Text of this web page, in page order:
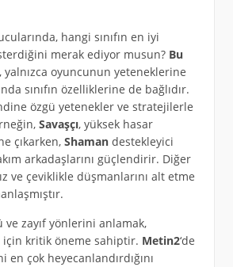
hangi sınıfın en iyi
merak ediyor musun? Bu
yalnızca oyuncunun yeteneklerine
sınıfın özelliklerine de bağlıdır.
özgü yetenekler ve stratejilerle
Savaşçı, yüksek hasar
çıkarken, Shamandestekleyici
arkadaşlarını güçlendirir. Diğer
ve çeviklikle düşmanlarını alt etme
ve zayıf yönlerini anlamak,
için kritik öneme sahiptir. Metin2‘de
en çok heyecanlandırdığını